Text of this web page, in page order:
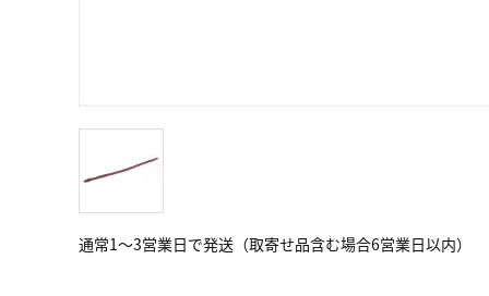
通常1～3営業日で発送（取寄せ品含む場合6営業日以内）